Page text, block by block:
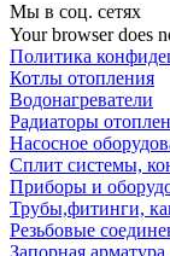
Мы в соц. сетях
Your browser does
Политика
Котлы отопления
Водонагреватели
Радиаторы
Насосное
Сплит системы,
Приборы и
Трубы,фитинги,
Резьбовые
Запорная арматура